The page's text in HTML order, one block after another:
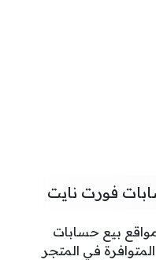
فورت نايت
بيع حسابات
في المتجر